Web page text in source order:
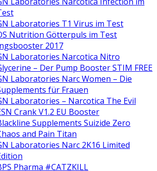
Laboratories T1 Virus im Test
Nutrition Götterpuls im Test
2017
Laboratories Narcotica Nitro
– Der Pump Booster STIM FREE
Laboratories Narc Women – Die
für Frauen
Laboratories – Narcotica The Evil
Crank V1.2 EU Booster
Supplements Suizide Zero
and Pain Titan
Laboratories Narc 2K16 Limited
Pharma #CATZKILL